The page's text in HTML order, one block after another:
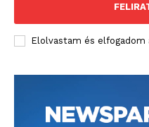
Elolvastam és elfogadom